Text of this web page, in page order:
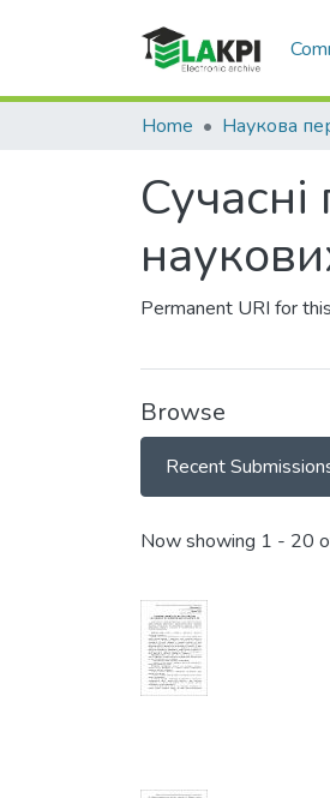
Home Наукова
Permanent URI for
Browse
Recent
Recent
Now showing 1 - 20